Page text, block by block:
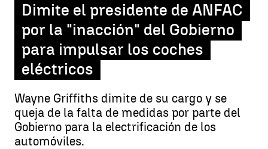
Dimite el presidente de ANFAC
por la "inacción" del Gobierno
para impulsar los coches
eléctricos
Wayne Griffiths dimite de su cargo y se
queja de la falta de medidas por parte del
Gobierno para la electrificación de los
automóviles.